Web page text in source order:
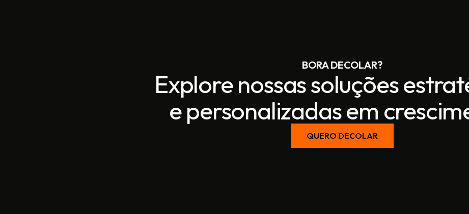
BORA DECOLAR?
Explore nossas soluções
e personalizadas em
QUERO DECOLAR